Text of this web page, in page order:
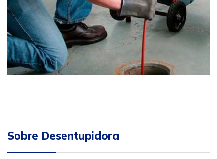
Sobre Desentupidora